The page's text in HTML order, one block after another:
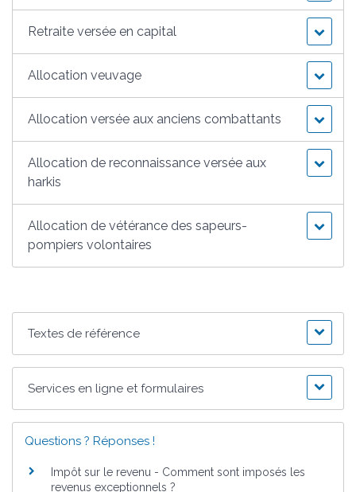
Retraite versée en capital
Allocation veuvage
Allocation versée aux anciens combattants
Allocation de reconnaissance versée aux
harkis
Allocation de vétérance des sapeurs-
pompiers volontaires
Textes de référence
Services en ligne et formulaires
Questions ? Réponses !
Impôt sur le revenu - Comment sont imposés les
revenus exceptionnels ?